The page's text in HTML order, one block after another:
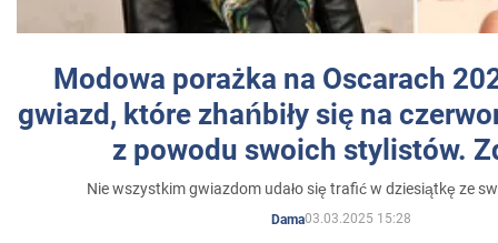
Modowa porażka na Oscarach
gwiazd, które zhańbiły się na
z powodu swoich stylistów.
Nie wszystkim gwiazdom udało się trafić w dziesiątkę ze
Dama03.03.2025 15:28